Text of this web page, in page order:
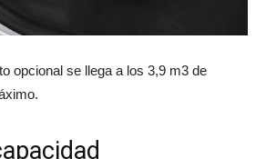
opcional se llega a los 3,9 m3 de